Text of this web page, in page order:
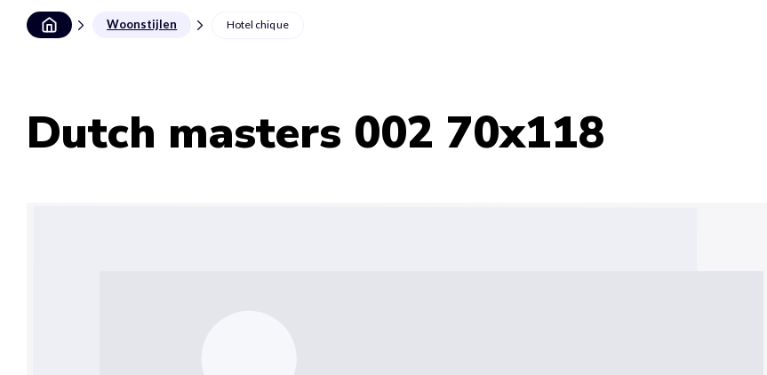
Woonstijlen Hotel chique
Dutch masters 002 70x118